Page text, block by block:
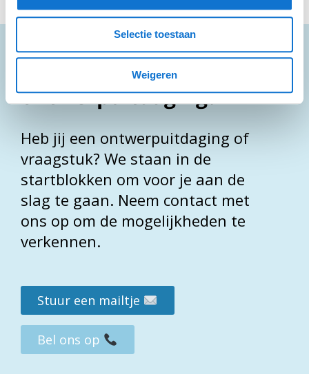
Selectie toestaan
Weigeren
Wat is jouw
ontwerpuitdaging?
Heb jij een ontwerpuitdaging of
vraagstuk? We staan in de
startblokken om voor je aan de
slag te gaan. Neem contact met
ons op om de mogelijkheden te
verkennen.
Stuur een mailtje
Bel ons op
VORIGE
TERUG NAAR PROJECTEN